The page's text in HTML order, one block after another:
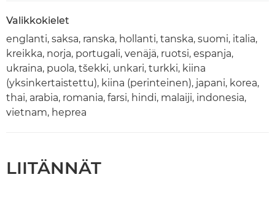
Valikkokielet
englanti, saksa, ranska, hollanti, tanska, suomi, italia,
kreikka, norja, portugali, venäjä, ruotsi, espanja,
ukraina, puola, tšekki, unkari, turkki, kiina
(yksinkertaistettu), kiina (perinteinen), japani, korea,
thai, arabia, romania, farsi, hindi, malaiji, indonesia,
vietnam, heprea
LIITÄNNÄT